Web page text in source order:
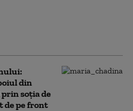
din
soția de
de pe front